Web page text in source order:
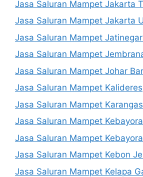
Jasa Saluran Mampet Jakarta
Jasa Saluran Mampet Jakarta
Jasa Saluran Mampet
Jasa Saluran Mampet
Jasa Saluran Mampet Johar
Jasa Saluran Mampet Kalideres
Jasa Saluran Mampet
Jasa Saluran Mampet
Jasa Saluran Mampet
Jasa Saluran Mampet Kebon
Jasa Saluran Mampet Kelapa